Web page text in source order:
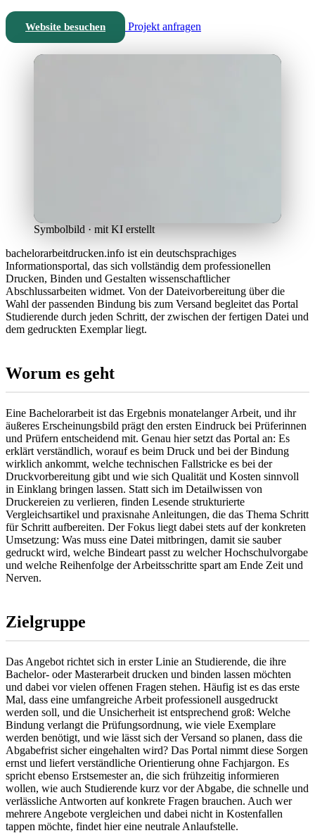
Website besuchen Projekt anfragen
Symbolbild · mit KI erstellt
bachelorarbeitdrucken.info ist ein deutschsprachiges
Informationsportal, das sich vollständig dem professionellen
Drucken, Binden und Gestalten wissenschaftlicher
Abschlussarbeiten widmet. Von der Dateivorbereitung über die
Wahl der passenden Bindung bis zum Versand begleitet das Portal
Studierende durch jeden Schritt, der zwischen der fertigen Datei und
dem gedruckten Exemplar liegt.
Worum es geht
Eine Bachelorarbeit ist das Ergebnis monatelanger Arbeit, und ihr
äußeres Erscheinungsbild prägt den ersten Eindruck bei Prüferinnen
und Prüfern entscheidend mit. Genau hier setzt das Portal an: Es
erklärt verständlich, worauf es beim Druck und bei der Bindung
wirklich ankommt, welche technischen Fallstricke es bei der
Druckvorbereitung gibt und wie sich Qualität und Kosten sinnvoll
in Einklang bringen lassen. Statt sich im Detailwissen von
Druckereien zu verlieren, finden Lesende strukturierte
Vergleichsartikel und praxisnahe Anleitungen, die das Thema Schritt
für Schritt aufbereiten. Der Fokus liegt dabei stets auf der konkreten
Umsetzung: Was muss eine Datei mitbringen, damit sie sauber
gedruckt wird, welche Bindeart passt zu welcher Hochschulvorgabe
und welche Reihenfolge der Arbeitsschritte spart am Ende Zeit und
Nerven.
Zielgruppe
Das Angebot richtet sich in erster Linie an Studierende, die ihre
Bachelor- oder Masterarbeit drucken und binden lassen möchten
und dabei vor vielen offenen Fragen stehen. Häufig ist es das erste
Mal, dass eine umfangreiche Arbeit professionell ausgedruckt
werden soll, und die Unsicherheit ist entsprechend groß: Welche
Bindung verlangt die Prüfungsordnung, wie viele Exemplare
werden benötigt, und wie lässt sich der Versand so planen, dass die
Abgabefrist sicher eingehalten wird? Das Portal nimmt diese Sorgen
ernst und liefert verständliche Orientierung ohne Fachjargon. Es
spricht ebenso Erstsemester an, die sich frühzeitig informieren
wollen, wie auch Studierende kurz vor der Abgabe, die schnelle und
verlässliche Antworten auf konkrete Fragen brauchen. Auch wer
mehrere Angebote vergleichen und dabei nicht in Kostenfallen
tappen möchte, findet hier eine neutrale Anlaufstelle.